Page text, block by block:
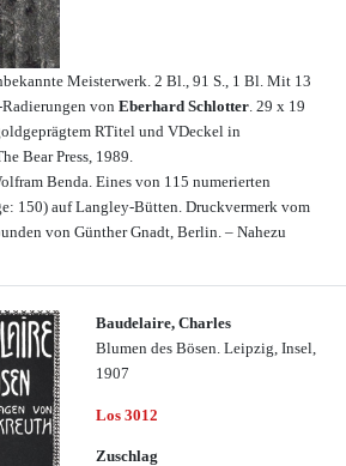
Meisterwerk. 2 Bl., 91 S., 1 Bl. Mit 13
von Eberhard Schlotter . 29 x 19
RTitel und VDeckel in
Bear Press, 1989.
Benda. Eines von 115 numerierten
150) auf Langley-Bütten. Druckvermerk vom
von Günther Gnadt, Berlin. – Nahezu
Baudelaire, Charles
Blumen des Bösen. Leipzig, Insel,
1907
Los 3012
Zuschlag